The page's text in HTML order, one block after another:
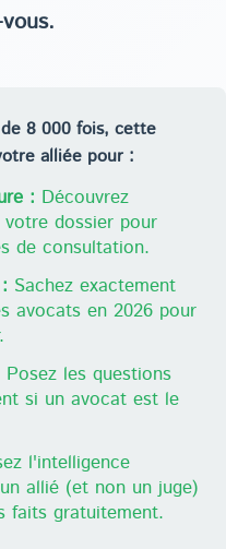
8 000 fois, cette
alliée pour :
: Découvrez
dossier pour
de consultation.
Sachez exactement
avocats en 2026 pour
Posez les questions
si un avocat est le
l'intelligence
allié (et non un juge)
faits gratuitement.